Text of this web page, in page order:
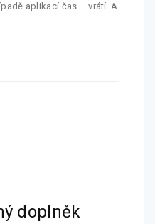
aplikací čas – vrátí. A
doplněk